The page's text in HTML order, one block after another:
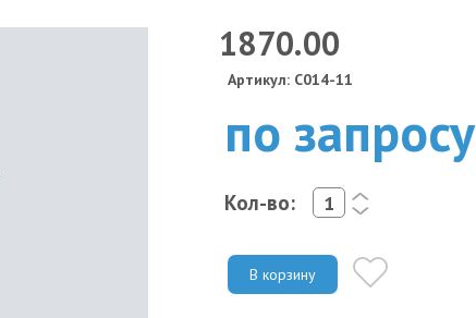
1870.00
Артикул: C014-11
по запросу
Кол-во:
<
>
В корзину